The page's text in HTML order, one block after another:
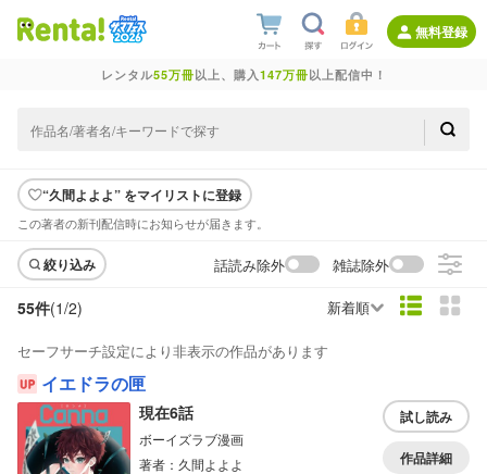
無料登録
レンタル55万冊以上、購入147万冊以上配信中！
“久間よよよ” をマイリストに登録
この著者の新刊配信時にお知らせが届きます。
絞り込み 話読み除外 雑誌除外
55件(1/2) 新着順
セーフサーチ設定により非表示の作品があります
イエドラの匣
現在6話
ボーイズラブ漫画
著者：久間よよよ
試し読み
作品詳細